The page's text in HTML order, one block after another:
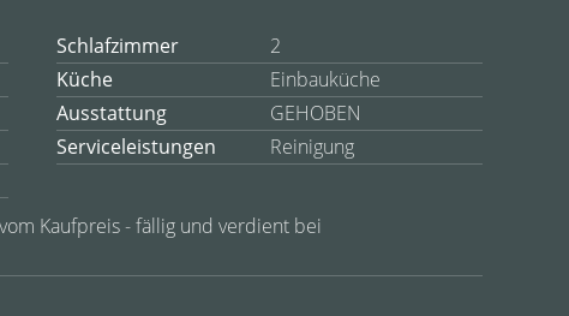
Schlafzimmer
2
Küche
Einbauküche
Ausstattung
GEHOBEN
Serviceleistungen
Reinigung
Kaufpreis - fällig und verdient bei